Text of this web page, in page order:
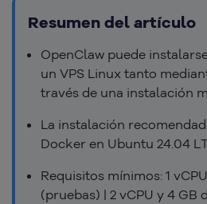
Resumen del artículo
OpenClaw puede
un VPS Linux tanto
través de una instalación
La instalación
Docker en Ubuntu 24.04
Requisitos mínimos: 1
(pruebas) | 2 vCPU y 4 GB